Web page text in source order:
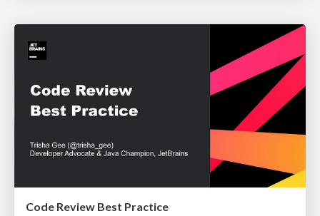
Code Review Best Practice